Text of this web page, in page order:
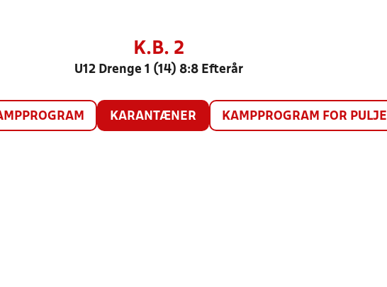
K.B. 2
U12 Drenge 1 (14) 8:8 Efterår
KARANTÆNER KAMPPROGRAM FOR PULJE